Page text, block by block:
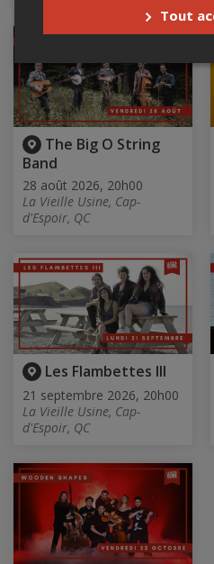
The Big O String
Band
28 août 2026, 20h00
La Vieille Usine, Cap-
d'Espoir, QC
Les Flambettes III
21 septembre 2026, 20h00
La Vieille Usine, Cap-
d'Espoir, QC
Tout